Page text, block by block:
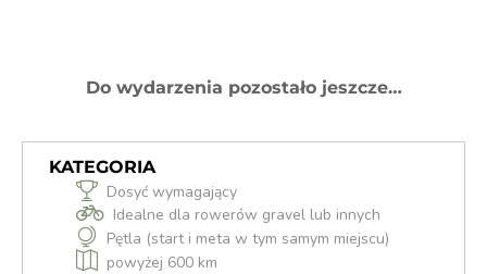
Do wydarzenia pozostało jeszcze…
KATEGORIA
Dosyć wymagający
Idealne dla rowerów gravel lub innych
Pętla (start i meta w tym samym miejscu)
powyżej 600 km